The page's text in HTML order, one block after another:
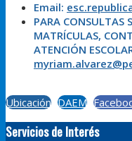
Email:
PARA CONSULTAS
MATRÍCULAS,
ATENCIÓN
Ubicación DAEM
Servicios de Interés